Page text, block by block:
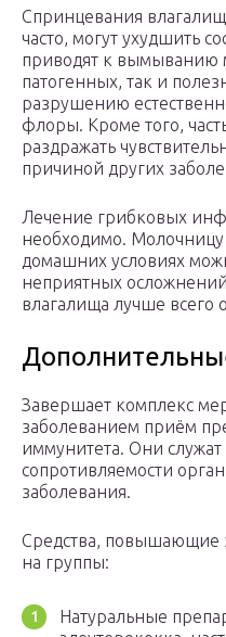
Спринцевания
часто, могут ухудшить
приводят к вымыванию
патогенных, так и
разрушению
флоры. Кроме того,
раздражать
причиной других
Лечение грибковых
необходимо. Молочницу
домашних условиях
неприятных
влагалища лучше всего
Завершает комплекс
заболеванием приём
иммунитета. Они
сопротивляемости
заболевания.
Средства, повышающие
на группы:
Натуральные